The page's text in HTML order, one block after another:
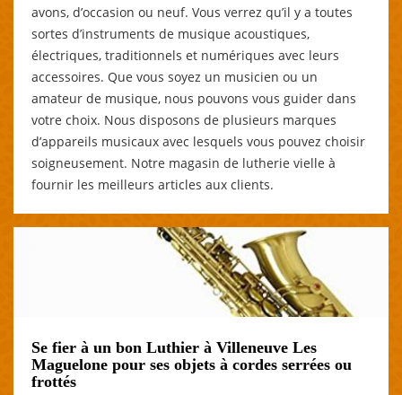
avons, d’occasion ou neuf. Vous verrez qu’il y a toutes
sortes d’instruments de musique acoustiques,
électriques, traditionnels et numériques avec leurs
accessoires. Que vous soyez un musicien ou un
amateur de musique, nous pouvons vous guider dans
votre choix. Nous disposons de plusieurs marques
d’appareils musicaux avec lesquels vous pouvez choisir
soigneusement. Notre magasin de lutherie vielle à
fournir les meilleurs articles aux clients.
Se fier à un bon Luthier à Villeneuve Les
Maguelone pour ses objets à cordes serrées ou
frottés